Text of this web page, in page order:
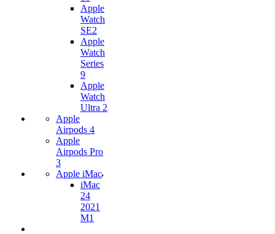
Apple
Watch
SE2
Apple
Watch
Series
9
Apple
Watch
Ultra 2
Apple
Airpods 4
Apple
Airpods Pro
3
Apple iMac
iMac
24
2021
M1